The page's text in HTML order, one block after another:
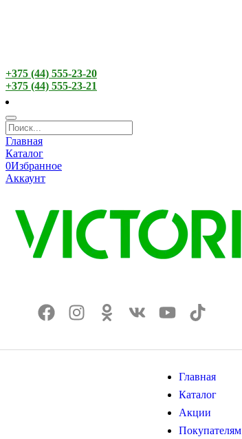
+375 (44) 555-23-20
+375 (44) 555-23-21
Главная
Каталог
0Избранное
Аккаунт
Главная
Каталог
Акции
Покупателям